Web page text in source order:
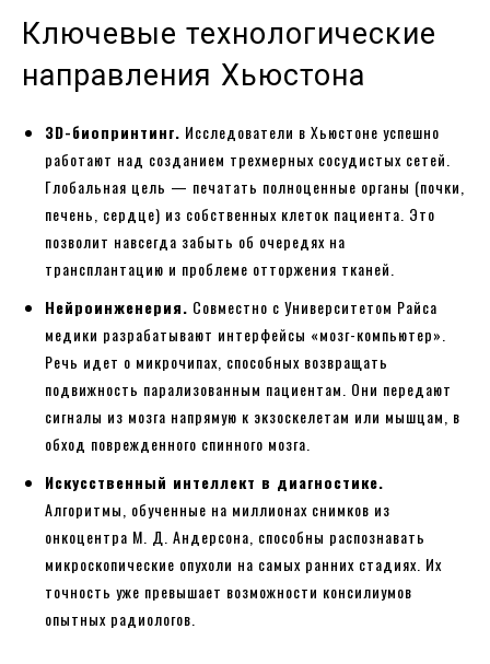
Ключевые технологические
направления Хьюстона
3D-биопринтинг. Исследователи в Хьюстоне успешно
работают над созданием трехмерных сосудистых сетей.
Глобальная цель — печатать полноценные органы (почки,
печень, сердце) из собственных клеток пациента. Это
позволит навсегда забыть об очередях на
трансплантацию и проблеме отторжения тканей.
Нейроинженерия. Совместно с Университетом Райса
медики разрабатывают интерфейсы «мозг-компьютер».
Речь идет о микрочипах, способных возвращать
подвижность парализованным пациентам. Они передают
сигналы из мозга напрямую к экзоскелетам или мышцам, в
обход поврежденного спинного мозга.
Искусственный интеллект в диагностике.
Алгоритмы, обученные на миллионах снимков из
онкоцентра М. Д. Андерсона, способны распознавать
микроскопические опухоли на самых ранних стадиях. Их
точность уже превышает возможности консилиумов
опытных радиологов.